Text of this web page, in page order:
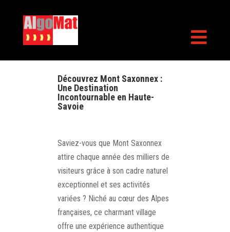

Découvrez Mont Saxonnex :
Une Destination
Incontournable en Haute-
Savoie
Saviez-vous que Mont Saxonnex
attire chaque année des milliers de
visiteurs grâce à son cadre naturel
exceptionnel et ses activités
variées ? Niché au cœur des Alpes
françaises, ce charmant village
offre une expérience authentique